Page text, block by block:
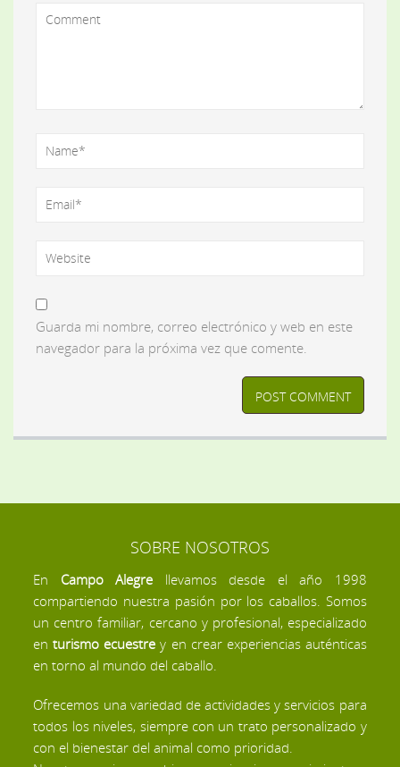
Guarda mi nombre, correo electrónico y web en este
navegador para la próxima vez que comente.
SOBRE NOSOTROS
En Campo Alegre llevamos desde el año 1998
compartiendo nuestra pasión por los caballos. Somos
un centro familiar, cercano y profesional, especializado
enturismo ecuestre y en crear experiencias auténticas
en torno al mundo del caballo.
Ofrecemos una variedad de actividades y servicios para
todos los niveles, siempre con un trato personalizado y
con el bienestar del animal como prioridad.